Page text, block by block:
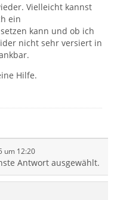
Vielleicht kannst
ein
kann und ob ich
nicht sehr versiert in
Hilfe.
um 12:20
Antwort ausgewählt.